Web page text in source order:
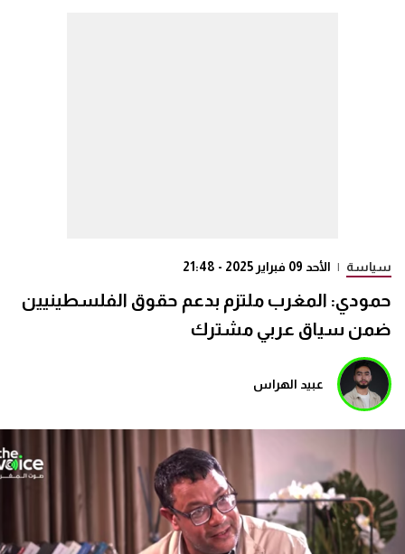
سياسة | الأحد 09 فبراير 2025 - 21:48
حمودي: المغرب ملتزم بدعم حقوق الفلسطينيين
ضمن سياق عربي مشترك
عبيد الهراس